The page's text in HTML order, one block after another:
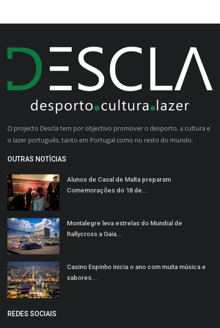
O projecto Descla tem por objectivo promover o desporto, a cultura e
o lazer português, tanto em Portugal como no resto do mundo.
OUTRAS NOTÍCIAS
Alunos de Casal de Malta preparam
Comemorações do 18 de...
Montalegre leva estrelas do Mundial de
Rallycross a Gaia...
Casino Espinho inicia o ano com muita música e
sabores...
REDES SOCIAIS